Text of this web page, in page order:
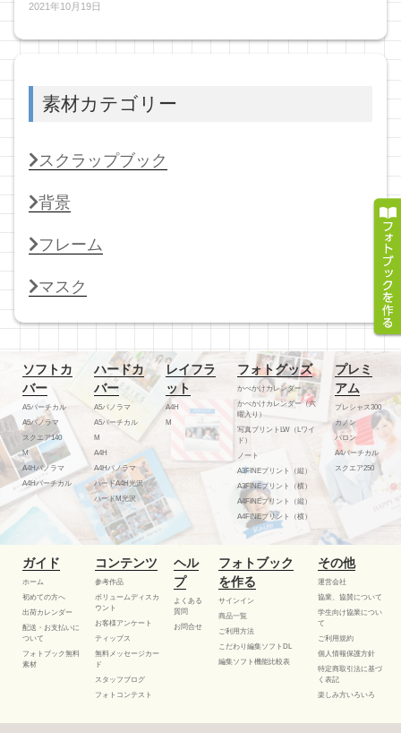
2021年10月19日
素材カテゴリー
スクラップブック
背景
フレーム
マスク
ソフトカ
バー
A5バーチカル
A5パノラマ
スクエア140
M
A4Hパノラマ
A4Hバーチカル
ハードカ
バー
A5パノラマ
A5バーチカル
M
A4H
A4Hパノラマ
ハードA4H光沢
ハードM光沢
レイフラ
ット
A4H
M
フォトグッズ
かべかけカレンダー
かべかけカレンダー（六
曜入り）
写真プリントLW（Lワイ
ド）
ノート
A3FINEプリント（縦）
A3FINEプリント（横）
A4FINEプリント（縦）
A4FINEプリント（横）
プレミ
アム
プレシャス300
カノン
バロン
A4バーチカル
スクエア250
ガイド
ホーム
初めての方へ
出荷カレンダー
配送・お支払いに
ついて
フォトブック無料
素材
コンテンツ
参考作品
ボリュームディスカ
ウント
お客様アンケート
ティップス
無料メッセージカー
ド
スタッフブログ
フォトコンテスト
ヘル
プ
よくある
質問
お問合せ
フォトブック
を作る
サインイン
商品一覧
ご利用方法
こだわり編集ソフトDL
編集ソフト機能比較表
その他
運営会社
協業、協賛について
学生向け協業につい
て
ご利用規約
個人情報保護方針
特定商取引法に基づ
く表記
楽しみ方いろいろ